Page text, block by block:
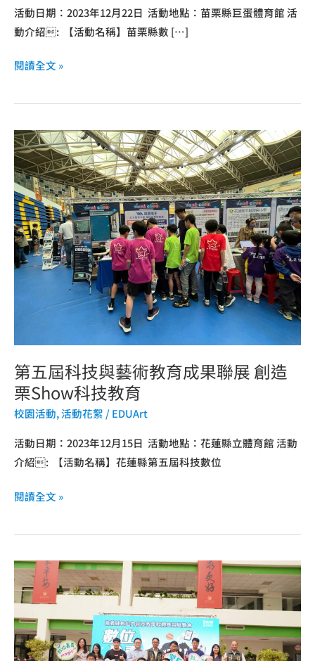
活動日期：2023年12月22日 活動地點：苗栗縣巨蛋體育館 活
動介紹: 【活動名稱】苗栗縣數 […]
栗
展
科
產
閱讀全文 »
第五屆科技與藝術教育成果聯展 創造
栗Show科技教育
校園活動,活動花絮 /EDUArt
活動日期：2023年12月15日 活動地點：花蓮縣立體育館 活動
介紹: 【活動名稱】花蓮縣第五屆科技數位
第
五
屆
科
技
與
藝
術
果
聯
展
創
造
栗
Show
技
育
閱讀全文 »
嘉
義
縣
府
與